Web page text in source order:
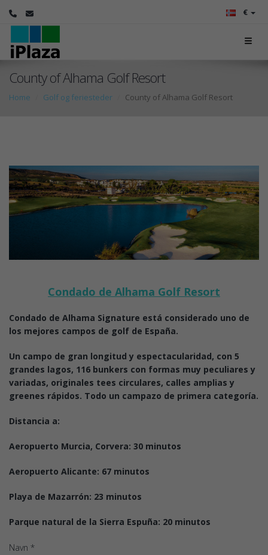
€
County of Alhama Golf Resort
Home Golf og feriesteder County of Alhama Golf Resort
Condado de Alhama Golf Resort
Condado de Alhama Signature está considerado uno de
los mejores campos de golf de España.
Un campo de gran longitud y espectacularidad, con 5
grandes lagos, 116 bunkers con formas muy peculiares y
variadas, originales tees circulares, calles amplias y
greenes rápidos. Todo un campazo de primera categoría.
Distancia a:
Aeropuerto Murcia, Corvera: 30 minutos
Aeropuerto Alicante: 67 minutos
Playa de Mazarrón: 23 minutos
Parque natural de la Sierra Espuña: 20 minutos
Navn *